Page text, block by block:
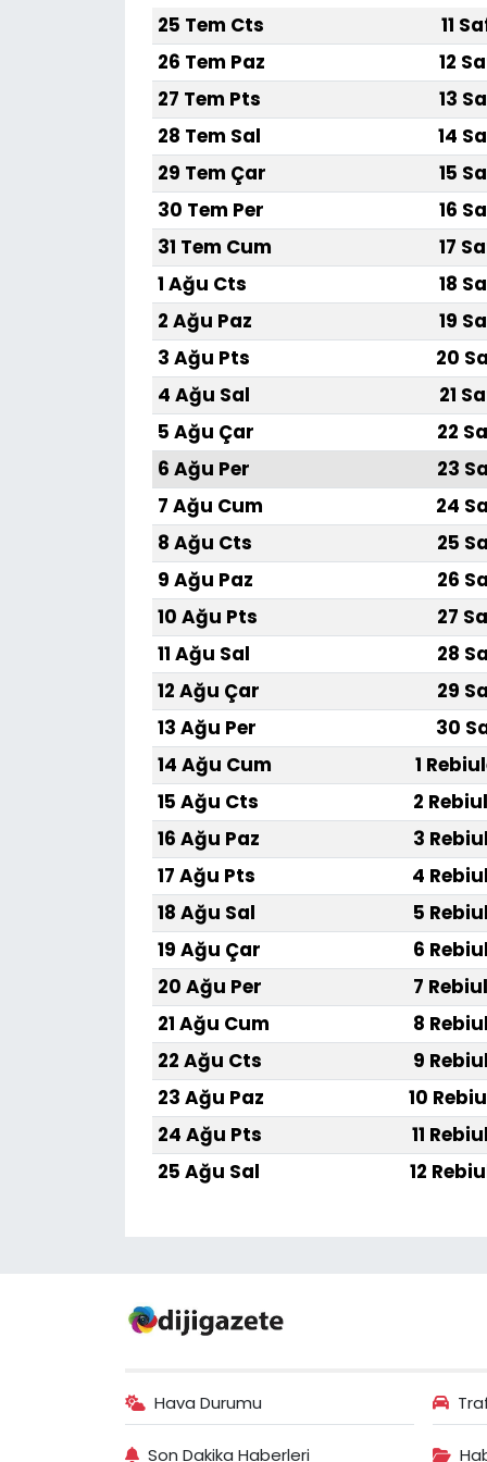
25 Tem Cts
11
26 Tem Paz
12
27 Tem Pts
13
28 Tem Sal
14
29 Tem Çar
15
30 Tem Per
16
31 Tem Cum
17
1 Ağu Cts
18
2 Ağu Paz
19
3 Ağu Pts
20
4 Ağu Sal
21
5 Ağu Çar
22
6 Ağu Per
23
7 Ağu Cum
24
8 Ağu Cts
25
9 Ağu Paz
26
10 Ağu Pts
27
11 Ağu Sal
28
12 Ağu Çar
29
13 Ağu Per
30
14 Ağu Cum
1
15 Ağu Cts
2
16 Ağu Paz
3
17 Ağu Pts
4
18 Ağu Sal
5
19 Ağu Çar
6
20 Ağu Per
7
21 Ağu Cum
8
22 Ağu Cts
9
23 Ağu Paz
10
24 Ağu Pts
11
25 Ağu Sal
12
Hava Durumu
Son Dakika Haberleri
Video Galeri